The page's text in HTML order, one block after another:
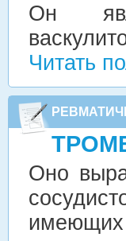
Он
Читать
Оно